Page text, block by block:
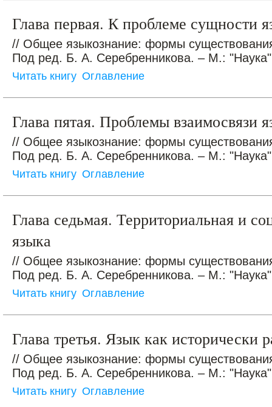
Глава первая. К проблеме сущности
// Общее языкознание: формы
Под ред. Б. А. Серебренникова. – М.:
Читать книгу Оглавление
Глава пятая. Проблемы взаимосвязи
// Общее языкознание: формы
Под ред. Б. А. Серебренникова. – М.:
Читать книгу Оглавление
Глава седьмая. Территориальная и
языка
// Общее языкознание: формы
Под ред. Б. А. Серебренникова. – М.:
Читать книгу Оглавление
Глава третья. Язык как исторически
// Общее языкознание: формы
Под ред. Б. А. Серебренникова. – М.:
Читать книгу Оглавление